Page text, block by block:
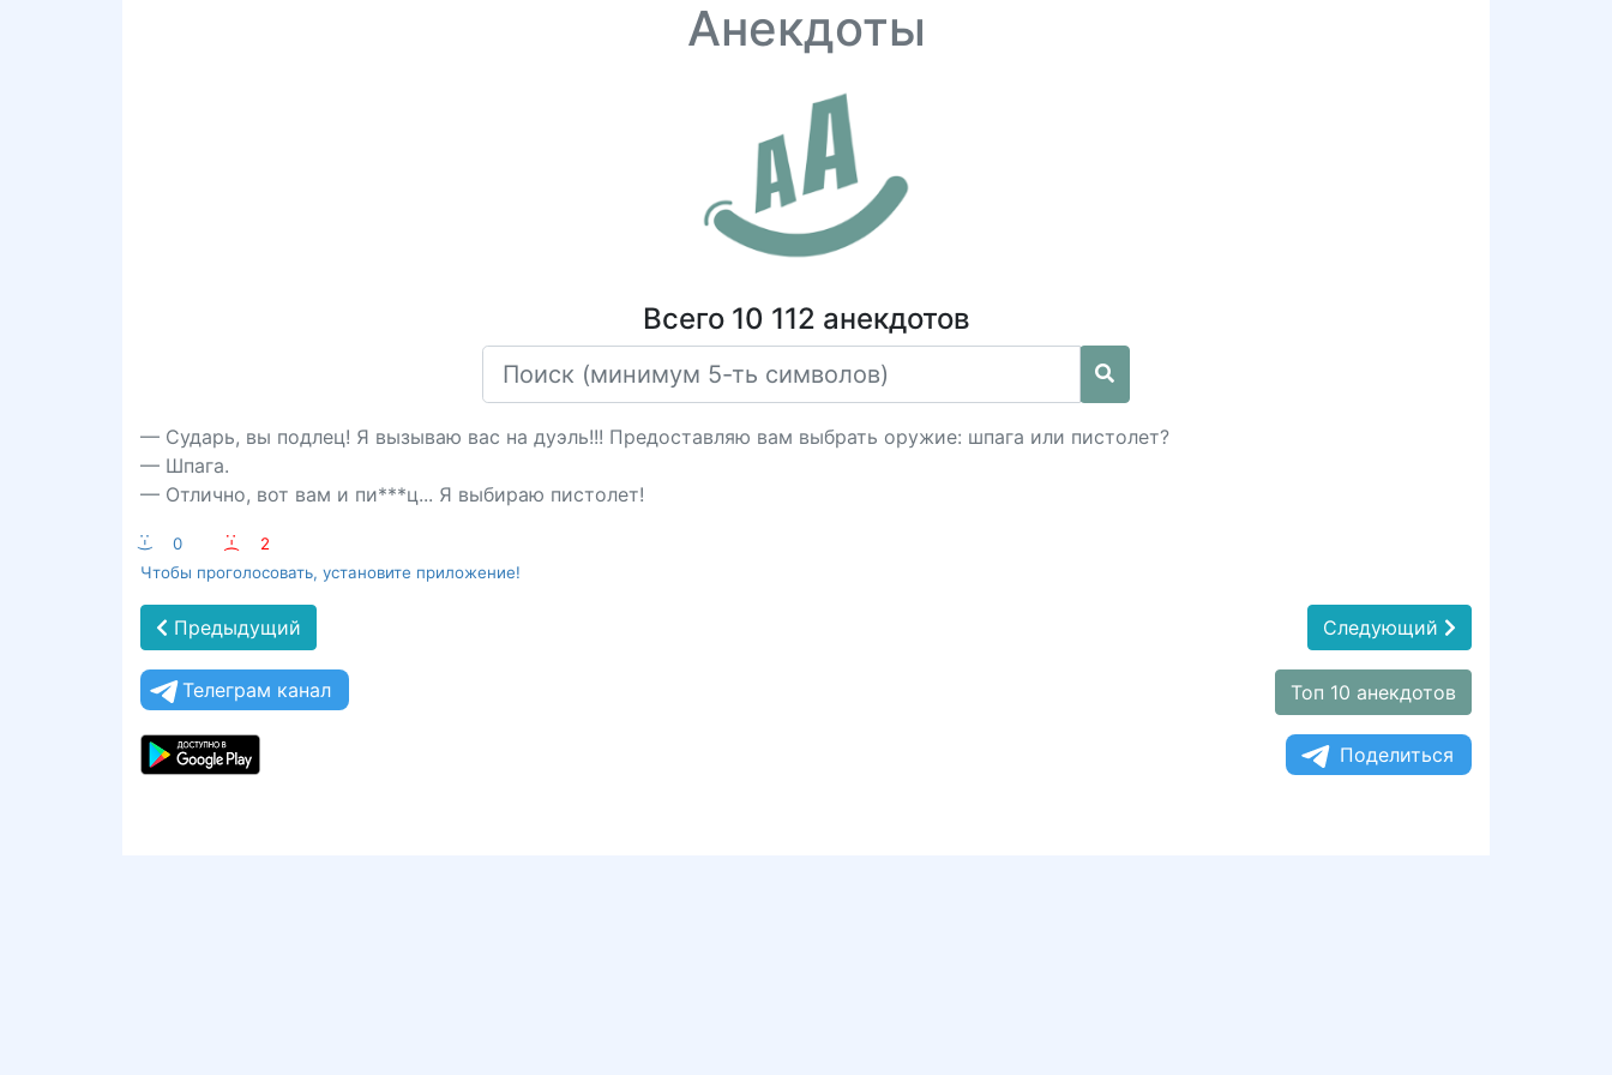
Анекдоты
Всего 10 112 анекдотов
— Сударь, вы подлец! Я вызываю вас на дуэль!!! Предоставляю вам выбрать оружие: шпага или пистолет?
— Шпага.
— Отлично, вот вам и пи***ц... Я выбираю пистолет!
:-) 0 :-(
2
Чтобы проголосовать, установите приложение!
Предыдущий Следующий
Телеграм канал Топ 10 анекдотов
Поделиться